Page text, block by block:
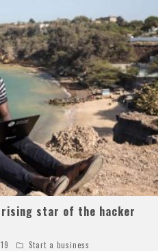
rising star of the hacker
Start a business